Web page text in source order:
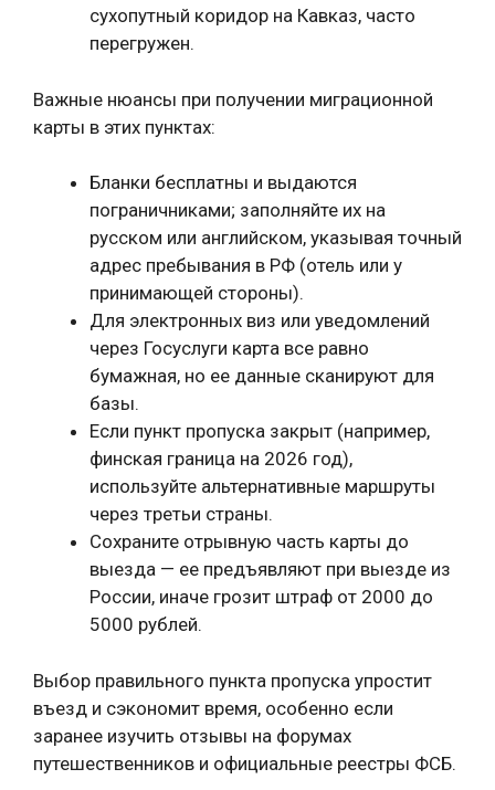
сухопутный коридор на Кавказ, часто
перегружен.
Важные нюансы при получении миграционной
карты в этих пунктах:
Бланки бесплатны и выдаются
пограничниками; заполняйте их на
русском или английском, указывая точный
адрес пребывания в РФ (отель или у
принимающей стороны).
Для электронных виз или уведомлений
через Госуслуги карта все равно
бумажная, но ее данные сканируют для
базы.
Если пункт пропуска закрыт (например,
финская граница на 2026 год),
используйте альтернативные маршруты
через третьи страны.
Сохраните отрывную часть карты до
выезда — ее предъявляют при выезде из
России, иначе грозит штраф от 2000 до
5000 рублей.
Выбор правильного пункта пропуска упростит
въезд и сэкономит время, особенно если
заранее изучить отзывы на форумах
путешественников и официальные реестры ФСБ.